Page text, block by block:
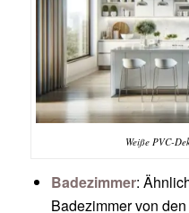
Weiße PVC-
Badezimmer:
Badezimmer von